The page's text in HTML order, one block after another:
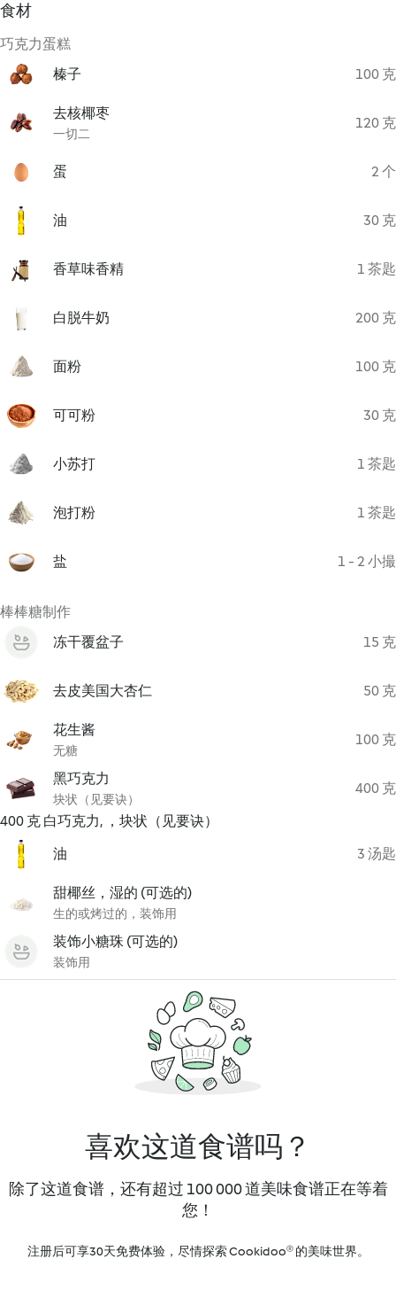
食材
巧克力蛋糕
榛子
100 克
去核椰枣
一切二
120 克
蛋 2 个
油 30 克
香草味香精 1 茶匙
白脱牛奶 200 克
面粉 100 克
可可粉 30 克
小苏打 1 茶匙
泡打粉 1 茶匙
盐 1 - 2 小撮
棒棒糖制作
冻干覆盆子
15 克
去皮美国大杏仁 50 克
花生酱
无糖
100 克
黑巧克力
块状（见要诀）
400 克
400 克 白巧克力, ，块状（见要诀）
油
3 汤匙
甜椰丝，湿的 (可选的)
生的或烤过的，装饰用
装饰小糖珠 (可选的)
装饰用
喜欢这道食谱吗？
除了这道食谱，还有超过 100 000 道美味食谱正在等着
您！
注册后可享30天免费体验，尽情探索 Cookidoo® 的美味世界。